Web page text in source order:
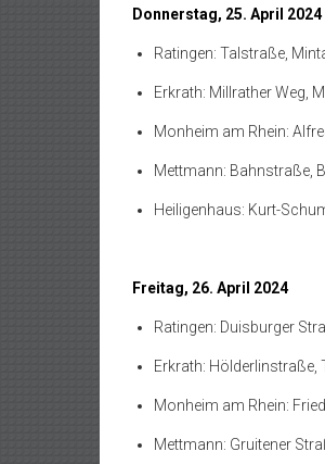
Donnerstag, 25. April 2024
Ratingen: Talstraße,
Erkrath: Millrather Weg,
Monheim am Rhein:
Mettmann: Bahnstraße,
Heiligenhaus: Kurt-
Freitag, 26. April 2024
Ratingen: Duisburger
Erkrath: Hölderlinstraße,
Monheim am Rhein:
Mettmann: Gruitener